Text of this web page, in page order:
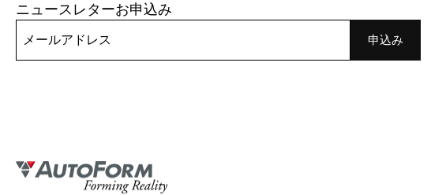
ニュースレターお申込み